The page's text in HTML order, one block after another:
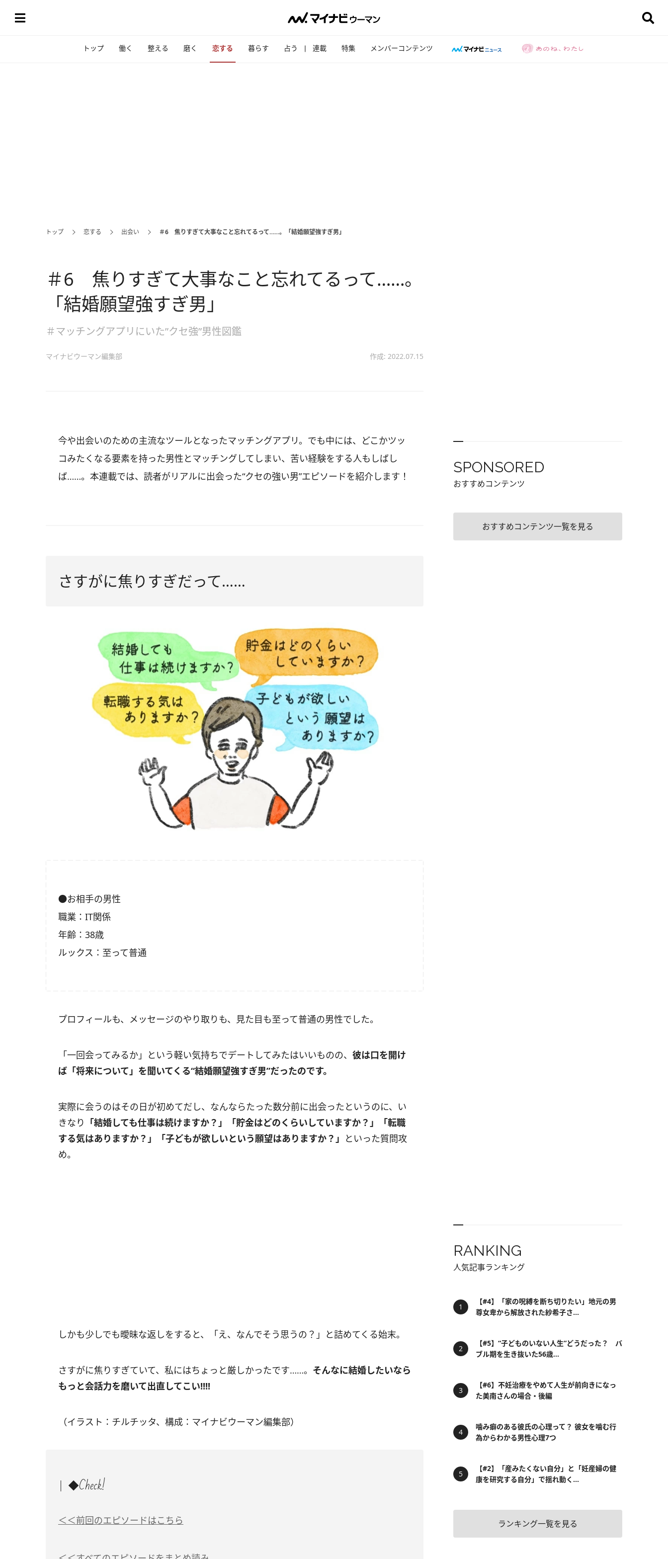
トップ 働く 整える 磨く 恋する 暮らす 占う 連載 特集 メンバーコンテンツ
トップ 恋する 出会い ＃6 焦りすぎて大事なこと忘れてるって……。「結婚願望強すぎ男」
＃6 焦りすぎて大事なこと忘れてるって……。
「結婚願望強すぎ男」
＃マッチングアプリにいた”クセ強”男性図鑑
マイナビウーマン編集部 作成: 2022.07.15
今や出会いのための主流なツールとなったマッチングアプリ。でも中には、どこかツッ
コみたくなる要素を持った男性とマッチングしてしまい、苦い経験をする人もしばし
ば……。本連載では、読者がリアルに出会った“クセの強い男”エピソードを紹介します！
さすがに焦りすぎだって……
●お相手の男性
職業：IT関係
年齢：38歳
ルックス：至って普通
プロフィールも、メッセージのやり取りも、見た目も至って普通の男性でした。
「一回会ってみるか」という軽い気持ちでデートしてみたはいいものの、 彼は口を開け
ば「将来について」を聞いてくる“結婚願望強すぎ男”だったのです。
実際に会うのはその日が初めてだし、なんならたった数分前に出会ったというのに、い
きなり 「結婚しても仕事は続けますか？」「貯金はどのくらいしていますか？」「転職
する気はありますか？」「子どもが欲しいという願望はありますか？」 といった質問攻
め。
しかも少しでも曖昧な返しをすると、「え、なんでそう思うの？」と詰めてくる始末。
さすがに焦りすぎていて、私にはちょっと厳しかったです……。 そんなに結婚したいなら
もっと会話力を磨いて出直してこい!!!!
（イラスト：チルチッタ、構成：マイナビウーマン編集部）
◆Check!
＜＜前回のエピソードはこちら
SPONSORED
おすすめコンテンツ
おすすめコンテンツ一覧を見る
RANKING
人気記事ランキング
【#4】「家の呪縛を断ち切りたい」地元の男
尊女卑から解放された紗希子さ...
【#5】“子どものいない人生”どうだった？ バ
ブル期を生き抜いた56歳...
【#6】不妊治療をやめて人生が前向きになっ
た美南さんの場合・後編
噛み癖のある彼氏の心理って？ 彼女を噛む行
為からわかる男性心理7つ
【#2】「産みたくない自分」と「妊産婦の健
康を研究する自分」で揺れ動く...
ランキング一覧を見る